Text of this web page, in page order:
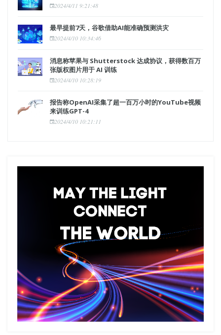
2024/4/11 9:21:48
最早提前7天，谷歌借助AI能准确预测洪灾
2024/4/10 10:34:46
消息称苹果与 Shutterstock 达成协议，获得数百万
张版权图片用于 AI 训练
2024/4/10 10:28:19
报告称OpenAI采集了超一百万小时的YouTube视频
来训练GPT-4
2024/4/10 10:21:11